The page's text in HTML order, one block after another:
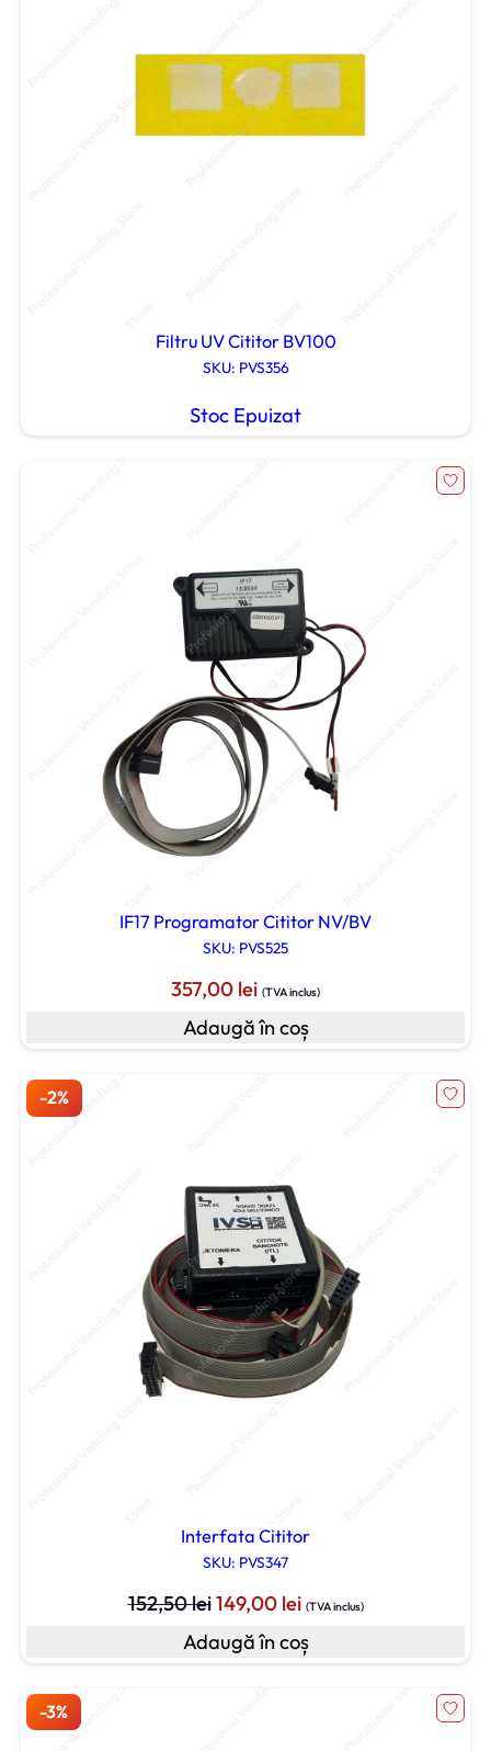
Filtru UV Cititor BV100
SKU: PVS356
Stoc Epuizat
IF17 Programator Cititor NV/BV
SKU: PVS525
357,00 lei (TVA inclus)
Adaugă în coș
Interfata Cititor
SKU: PVS347
152,50leiPrețul
inițial
a
149,00 leiPrețul
este:
(TVA inclus)
Adaugă în coș